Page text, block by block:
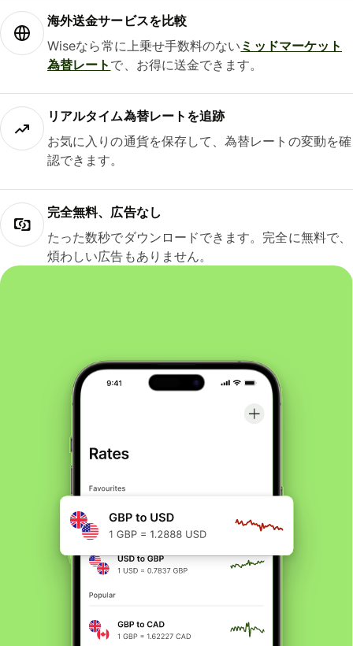
海外送金サービスを比較
Wiseなら常に上乗せ手数料のない ミッドマーケット
為替レート で、お得に送金できます。
リアルタイム為替レートを追跡
お気に入りの通貨を保存して、為替レートの変動を確
認できます。
完全無料、広告なし
たった数秒でダウンロードできます。完全に無料で、
煩わしい広告もありません。